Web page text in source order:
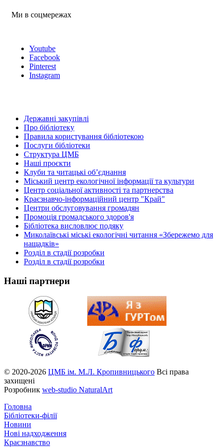
Ми в соцмережах
Youtube
Facebook
Pinterest
Instagram
Державні закупівлі
Про бібліотеку
Правила користування бібліотекою
Послуги бібліотеки
Структура ЦМБ
Наші проєкти
Клуби та читацькі об’єднання
Міський центр екологічної інформації та культури
Центр соціальної активності та партнерства
Краєзнавчо-інформаційний центр "Край"
Центри обслуговування громадян
Промоція громадського здоров'я
Бібліотека висловлює подяку
Миколаївські міські екологічні читання «Збережемо для
нащадків»
Розділ в стадії розробки
Розділ в стадії розробки
Наші партнери
© 2020-2026 ЦМБ ім. М.Л. Кропивницького Всі права
захищені
Розробник web-studio NaturalArt
Головна
Бібліотеки-філії
Новини
Нові надходження
Краєзнавство